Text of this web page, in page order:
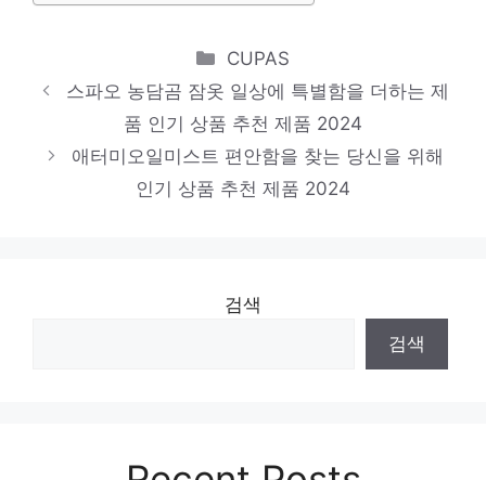
천 제품 2024
보나헤어1820
일상에 반짝임을 추가하세요 인기 상품 추천
제품 2024
Categories
CUPAS
스파오 농담곰 잠옷 일상에 특별함을 더하는 제
품 인기 상품 추천 제품 2024
애터미오일미스트 편안함을 찾는 당신을 위해
인기 상품 추천 제품 2024
검색
검색